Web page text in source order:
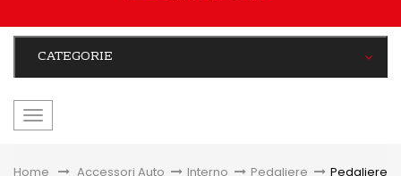
CATEGORIE
navigazione
Home &gt;Accessori Auto > Interno > Pedaliere > Pedaliere